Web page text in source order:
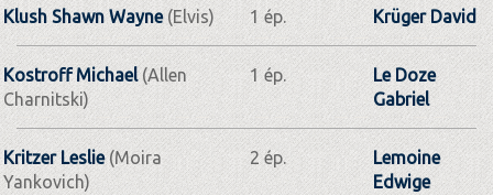
Klush Shawn Wayne(Elvis) 1 ép. Krüger David
Kostroff Michael(Allen
Charnitski)
1 ép.
Le Doze
Gabriel
Kritzer Leslie(Moira
Yankovich)
2 ép.
Lemoine
Edwige